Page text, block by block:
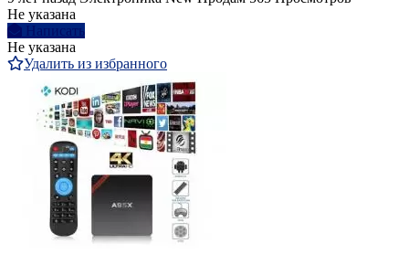
Не указана
Написать
Не указана
Удалить из избранного